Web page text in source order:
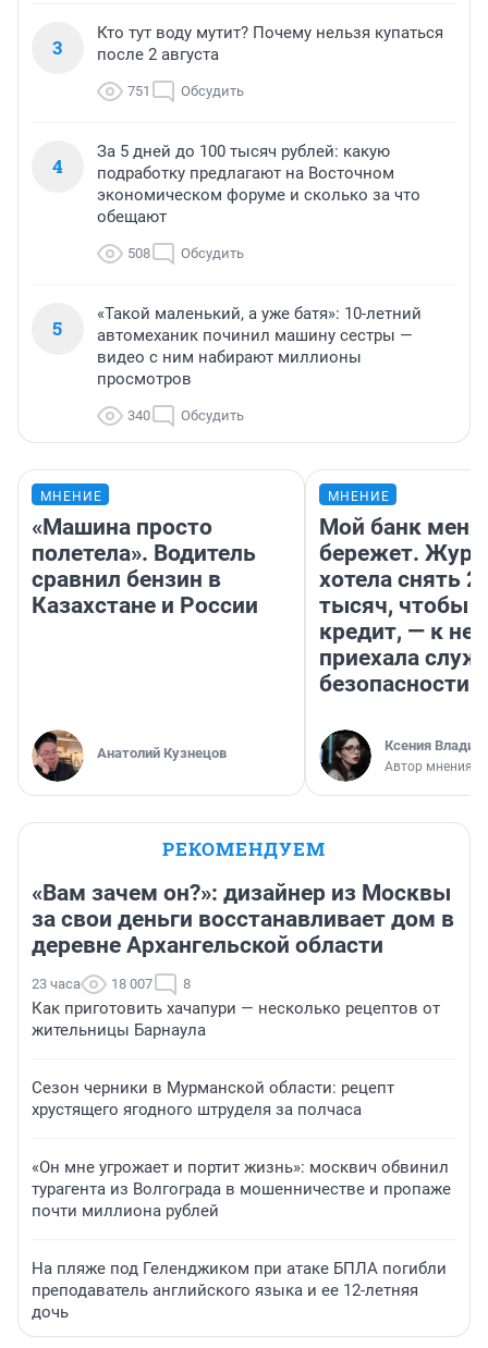
3
Кто тут воду мутит? Почему нельзя купаться
после 2 августа
751 Обсудить
4
За 5 дней до 100 тысяч рублей: какую
подработку предлагают на Восточном
экономическом форуме и сколько за что
обещают
508 Обсудить
5
«Такой маленький, а уже батя»: 10-летний
автомеханик починил машину сестры —
видео с ним набирают миллионы
просмотров
340 Обсудить
МНЕНИЕ
«Машина просто
полетела». Водитель
сравнил бензин в
Казахстане и России
Анатолий Кузнецов
МНЕНИЕ
Мой банк меня
бережет.
хотела снять
тысяч, чтобы
кредит, — к
приехала
безопасности
Ксения
Автор мнения
РЕКОМЕНДУЕМ
«Вам зачем он?»: дизайнер из Москвы
за свои деньги восстанавливает дом в
деревне Архангельской области
23 часа 18 007 8
Как приготовить хачапури — несколько рецептов от
жительницы Барнаула
Сезон черники в Мурманской области: рецепт
хрустящего ягодного штруделя за полчаса
«Он мне угрожает и портит жизнь»: москвич обвинил
турагента из Волгограда в мошенничестве и пропаже
почти миллиона рублей
На пляже под Геленджиком при атаке БПЛА погибли
преподаватель английского языка и ее 12-летняя
дочь